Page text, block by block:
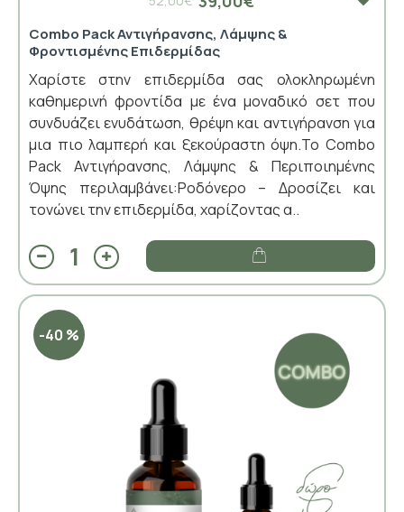
Combo Pack Αντιγήρανσης, Λάμψης &
Φροντισμένης Επιδερμίδας
Χαρίστε στην επιδερμίδα σας ολοκληρωμένη
καθημερινή φροντίδα με ένα μοναδικό σετ που
συνδυάζει ενυδάτωση, θρέψη και αντιγήρανση για
μια πιο λαμπερή και ξεκούραστη όψη.Το Combo
Pack Αντιγήρανσης, Λάμψης & Περιποιημένης
Όψης περιλαμβάνει:Ροδόνερο – Δροσίζει και
τονώνει την επιδερμίδα, χαρίζοντας α..
-40 %